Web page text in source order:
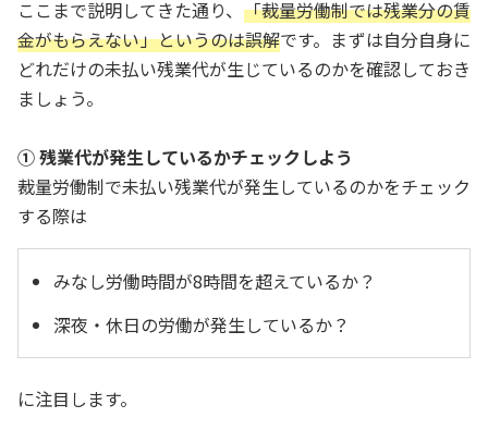
ここまで説明してきた通り、 「裁量労働制では残業分の賃
金がもらえない」というのは誤解です。まずは自分自身に
どれだけの未払い残業代が生じているのかを確認しておき
ましょう。
① 残業代が発生しているかチェックしよう
裁量労働制で未払い残業代が発生しているのかをチェック
する際は
みなし労働時間が8時間を超えているか？
深夜・休日の労働が発生しているか？
に注目します。